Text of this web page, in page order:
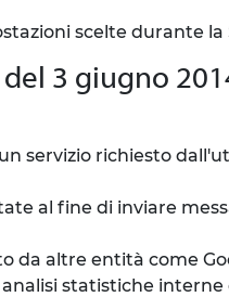
scelte durante la
3 giugno
servizio richiesto
al fine di inviare
da altre entità come
statistiche